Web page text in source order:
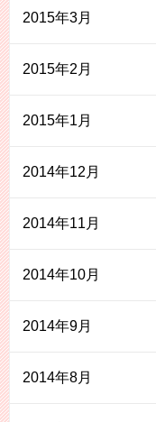
2015年3月
2015年2月
2015年1月
2014年12月
2014年11月
2014年10月
2014年9月
2014年8月